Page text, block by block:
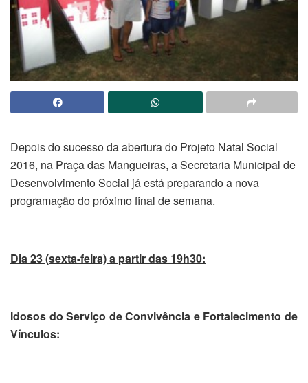
Depois do sucesso da abertura do Projeto Natal Social
2016, na Praça das Mangueiras, a Secretaria Municipal de
Desenvolvimento Social já está preparando a nova
programação do próximo final de semana.
Dia 23 (sexta-feira) a partir das 19h30:
Idosos do Serviço de Convivência e Fortalecimento de
Vínculos: